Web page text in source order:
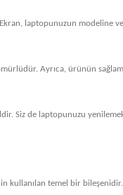
laptopunuzun modeline
Ayrıca, ürünün
Siz de laptopunuzu
temel bir